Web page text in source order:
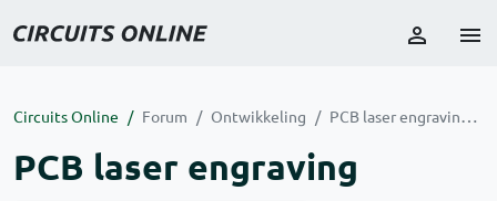
Circuits Online Forum Ontwikkeling PCB laser engraving
PCB laser engraving